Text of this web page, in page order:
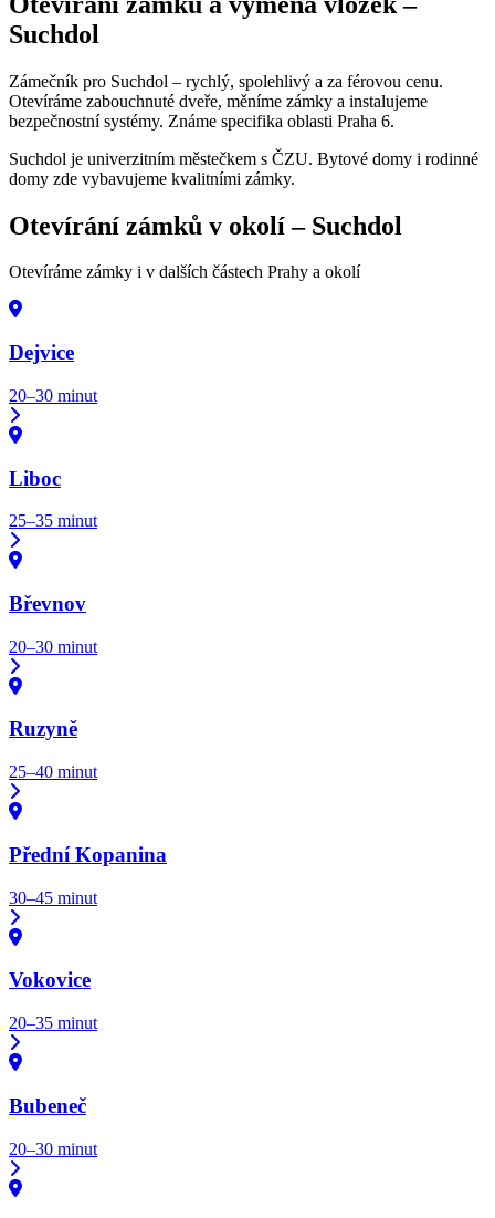
Suchdol
Zámečník pro Suchdol – rychlý, spolehlivý a za férovou cenu.
Otevíráme zabouchnuté dveře, měníme zámky a instalujeme
bezpečnostní systémy. Známe specifika oblasti Praha 6.
Suchdol je univerzitním městečkem s ČZU. Bytové domy i rodinné
domy zde vybavujeme kvalitními zámky.
Otevírání zámků v okolí – Suchdol
Otevíráme zámky i v dalších částech Prahy a okolí
Dejvice
20–30 minut
Liboc
25–35 minut
Břevnov
20–30 minut
Ruzyně
25–40 minut
Přední Kopanina
30–45 minut
Vokovice
20–35 minut
Bubeneč
20–30 minut